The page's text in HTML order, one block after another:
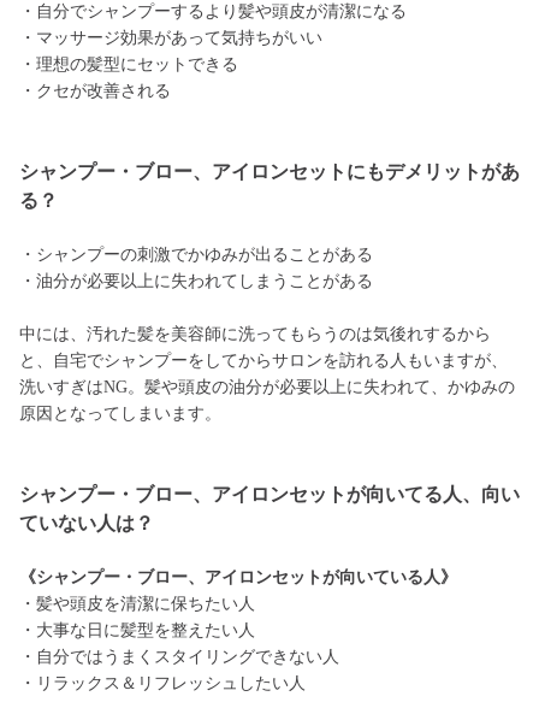
・自分でシャンプーするより髪や頭皮が清潔になる
・マッサージ効果があって気持ちがいい
・理想の髪型にセットできる
・クセが改善される
シャンプー・ブロー、アイロンセットにもデメリットがあ
る？
・シャンプーの刺激でかゆみが出ることがある
・油分が必要以上に失われてしまうことがある
中には、汚れた髪を美容師に洗ってもらうのは気後れするから
と、自宅でシャンプーをしてからサロンを訪れる人もいますが、
洗いすぎはNG。髪や頭皮の油分が必要以上に失われて、かゆみの
原因となってしまいます。
シャンプー・ブロー、アイロンセットが向いてる人、向い
ていない人は？
《シャンプー・ブロー、アイロンセットが向いている人》
・髪や頭皮を清潔に保ちたい人
・大事な日に髪型を整えたい人
・自分ではうまくスタイリングできない人
・リラックス＆リフレッシュしたい人